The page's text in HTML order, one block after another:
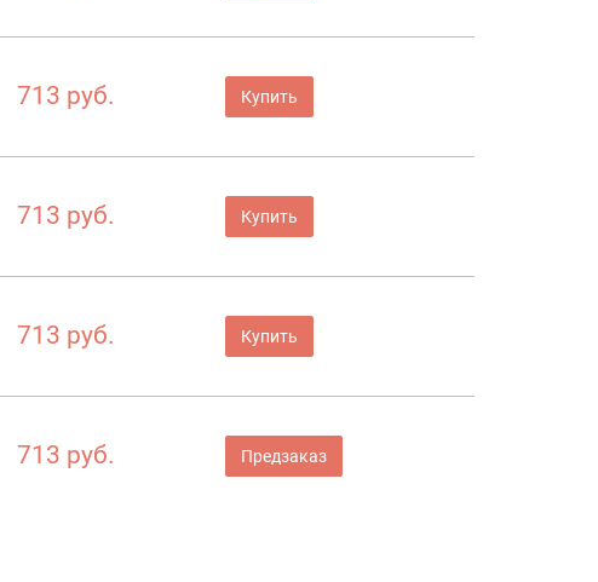
713 руб. Купить
713 руб. Купить
713 руб. Купить
713 руб. Предзаказ